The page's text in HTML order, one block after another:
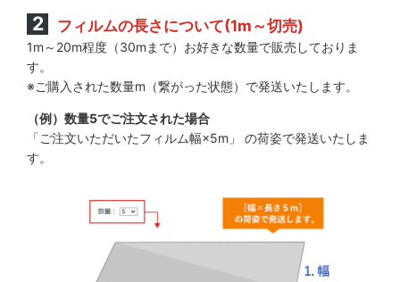
フィルムの長さについて(1m～切売)
1m～20m程度（30mまで）お好きな数量で販売しておりま
す。
※ご購入された数量m（繋がった状態）で発送いたします。
（例）数量5でご注文された場合
「ご注文いただいたフィルム幅×5m」 の荷姿で発送いたしま
す。